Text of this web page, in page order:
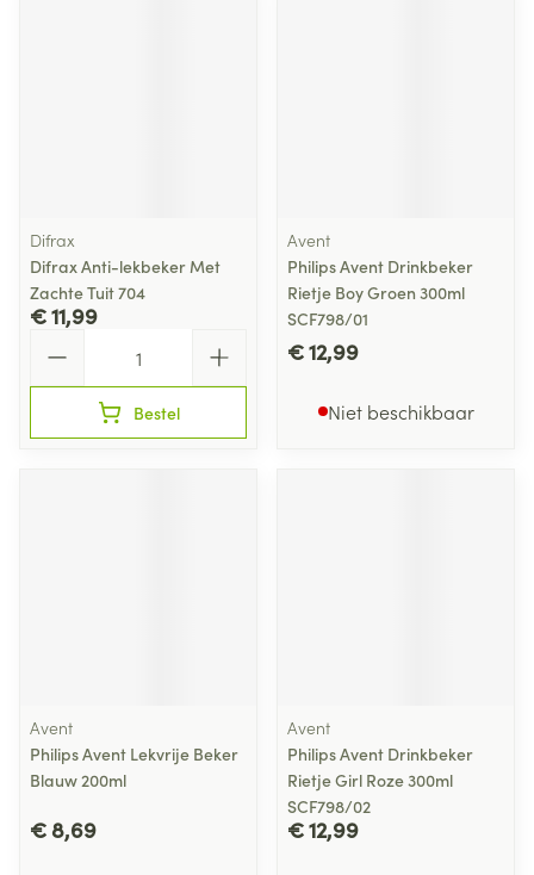
Difrax
Difrax Anti-lekbeker Met
Zachte Tuit 704
€ 11,99
Bestel
Avent
Philips Avent Drinkbeker
Rietje Boy Groen 300ml
SCF798/01
€ 12,99
Niet beschikbaar
Avent
Philips Avent Lekvrije Beker
Blauw 200ml
€ 8,69
Avent
Philips Avent Drinkbeker
Rietje Girl Roze 300ml
SCF798/02
€ 12,99